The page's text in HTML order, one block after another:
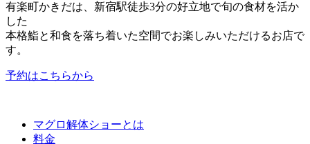
有楽町かきだは、新宿駅徒歩3分の好立地で旬の食材を活か
した
本格鮨と和食を落ち着いた空間でお楽しみいただけるお店で
す。
予約はこちらから
マグロ解体ショーとは
料金